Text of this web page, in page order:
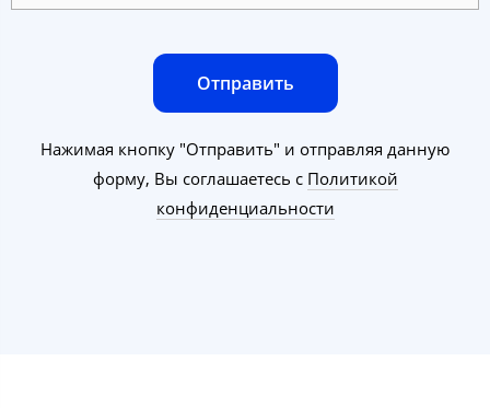
Отправить
Нажимая кнопку "Отправить" и отправляя данную
форму, Вы соглашаетесь с Политикой
конфиденциальности